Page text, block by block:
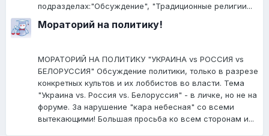
подразделах:"Обсуждение", "Традиционные религии...
Мораторий на политику!
МОРАТОРИЙ НА ПОЛИТИКУ "УКРАИНА vs РОССИЯ vs
БЕЛОРУССИЯ" Обсуждение политики, только в разрезе
конкретных культов и их лоббистов во власти. Тема
"Украина vs. Россия vs. Белоруссия" - в личке, но не на
форуме. За нарушение "кара небесная" со всеми
вытекающими! Большая просьба ко всем сторонам и...